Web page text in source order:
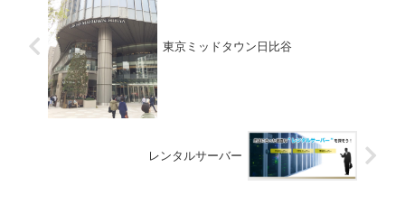
東京ミッドタウン日比谷
レンタルサーバー